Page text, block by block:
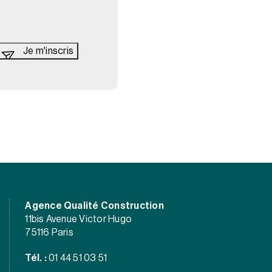
Agence Qualité Construction
11bis Avenue Victor Hugo
75116 Paris
Tél. : 01 44 51 03 51